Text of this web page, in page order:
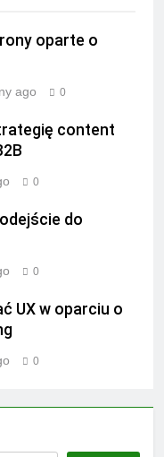
oparte o
ago 0
content
0
do
0
UX w oparciu o
0